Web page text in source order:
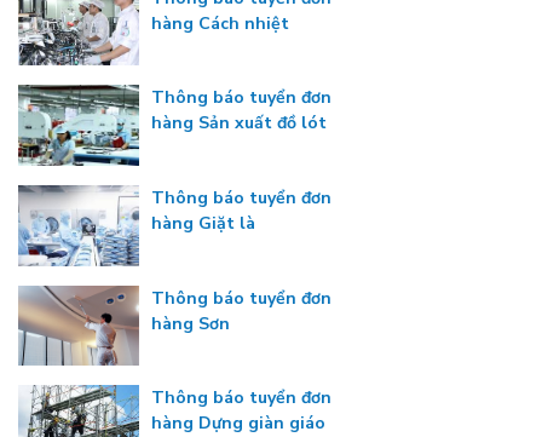
hàng Cách nhiệt
Thông báo tuyển đơn
hàng Sản xuất đồ lót
Thông báo tuyển đơn
hàng Giặt là
Thông báo tuyển đơn
hàng Sơn
Thông báo tuyển đơn
hàng Dựng giàn giáo